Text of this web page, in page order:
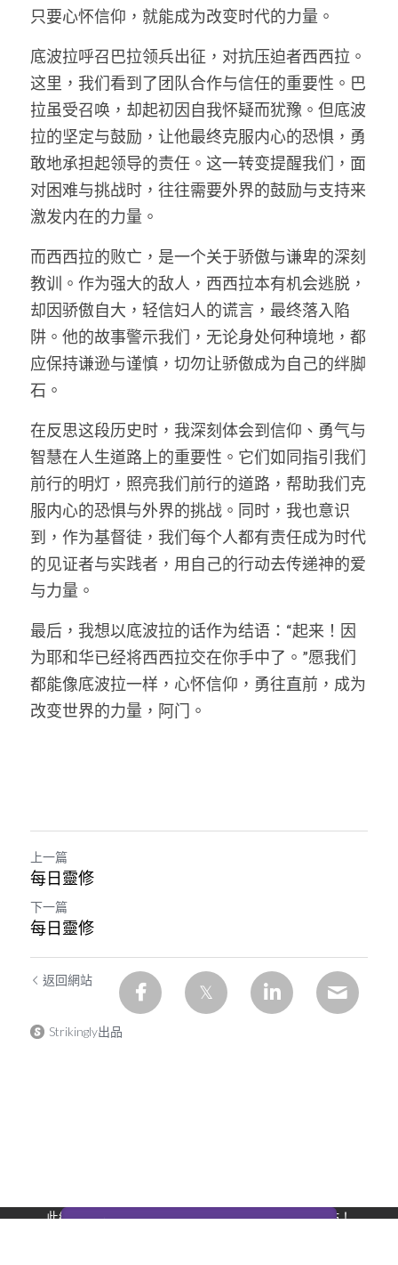
只要心怀信仰，就能成为改变时代的力量。
底波拉呼召巴拉领兵出征，对抗压迫者西西拉。
这里，我们看到了团队合作与信任的重要性。巴
拉虽受召唤，却起初因自我怀疑而犹豫。但底波
拉的坚定与鼓励，让他最终克服内心的恐惧，勇
敢地承担起领导的责任。这一转变提醒我们，面
对困难与挑战时，往往需要外界的鼓励与支持来
激发内在的力量。
而西西拉的败亡，是一个关于骄傲与谦卑的深刻
教训。作为强大的敌人，西西拉本有机会逃脱，
却因骄傲自大，轻信妇人的谎言，最终落入陷
阱。他的故事警示我们，无论身处何种境地，都
应保持谦逊与谨慎，切勿让骄傲成为自己的绊脚
石。
在反思这段历史时，我深刻体会到信仰、勇气与
智慧在人生道路上的重要性。它们如同指引我们
前行的明灯，照亮我们前行的道路，帮助我们克
服内心的恐惧与外界的挑战。同时，我也意识
到，作为基督徒，我们每个人都有责任成为时代
的见证者与实践者，用自己的行动去传递神的爱
与力量。
最后，我想以底波拉的话作为结语：“起来！因
为耶和华已经将西西拉交在你手中了。”愿我们
都能像底波拉一样，心怀信仰，勇往直前，成为
改变世界的力量，阿门。
上一篇
每日靈修
下一篇
每日靈修
返回網站
Strikingly出品
此網站通過 Strikingly 創建。 立即免費擁有一個網站！